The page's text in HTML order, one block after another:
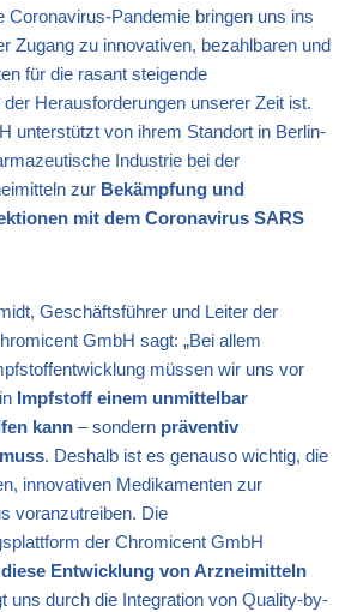
Coronavirus-Pandemie bringen uns ins
Zugang zu innovativen, bezahlbaren und
für die rasant steigende
Herausforderungen unserer Zeit ist.
unterstützt von ihrem Standort in Berlin-
Industrie bei der
zur Bekämpfung und
mit dem Coronavirus SARS
Geschäftsführer und Leiter der
GmbH sagt: „Bei allem
müssen wir uns vor
Impfstoff einem unmittelbar
kann – sondern präventiv
. Deshalb ist es genauso wichtig, die
innovativen Medikamenten zur
voranzutreiben. Die
der Chromicent GmbH
Entwicklung von Arzneimitteln
uns durch die Integration von Quality-by-